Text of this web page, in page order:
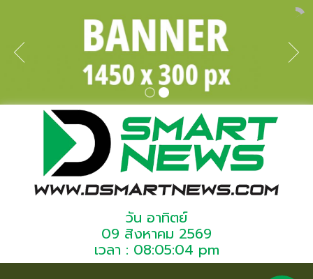
วัน อาทิตย์
09 สิงหาคม 2569
เวลา : 08:05:04 pm